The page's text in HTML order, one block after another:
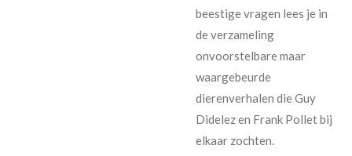
beestige vragen lees je in
de verzameling
onvoorstelbare maar
waargebeurde
dierenverhalen die Guy
Didelez en Frank Pollet bij
elkaar zochten.